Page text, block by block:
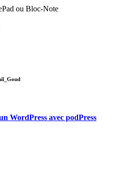
ou Bloc-Note
WordPress avec podPress